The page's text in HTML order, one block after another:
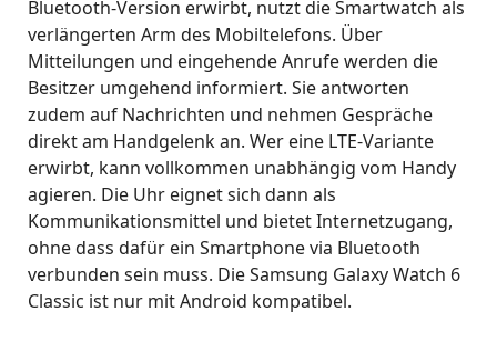
Bluetooth-Version erwirbt, nutzt die Smartwatch als
verlängerten Arm des Mobiltelefons. Über
Mitteilungen und eingehende Anrufe werden die
Besitzer umgehend informiert. Sie antworten
zudem auf Nachrichten und nehmen Gespräche
direkt am Handgelenk an. Wer eine LTE-Variante
erwirbt, kann vollkommen unabhängig vom Handy
agieren. Die Uhr eignet sich dann als
Kommunikationsmittel und bietet Internetzugang,
ohne dass dafür ein Smartphone via Bluetooth
verbunden sein muss. Die Samsung Galaxy Watch 6
Classic ist nur mit Android kompatibel.